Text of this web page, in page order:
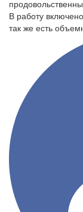
В работу
так же есть